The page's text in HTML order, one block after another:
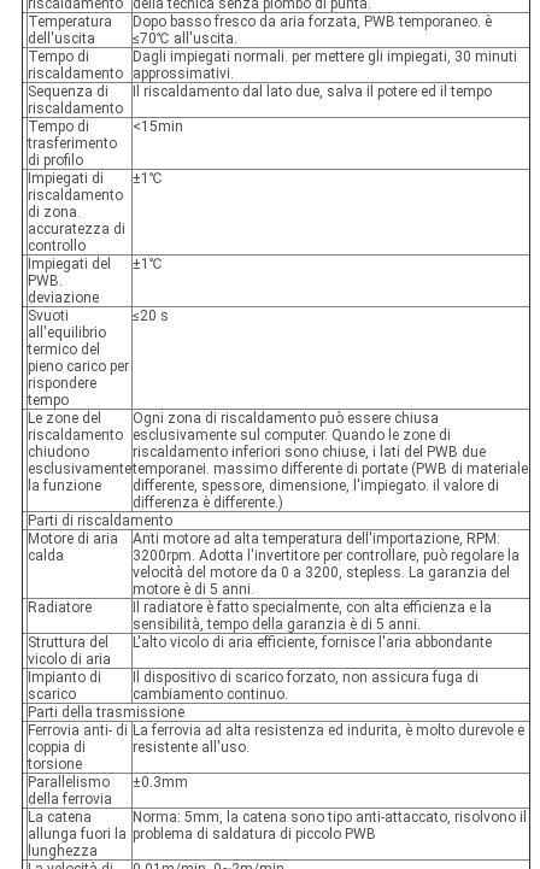
riscaldamento
della tecnica senza piombo di punta.
Temperatura
dell'uscita
Dopo basso fresco da aria forzata, PWB temporaneo. è
≤70℃ all'uscita.
Tempo di
riscaldamento
Dagli impiegati normali. per mettere gli impiegati, 30 minuti
approssimativi.
Sequenza di
riscaldamento
Il riscaldamento dal lato due, salva il potere ed il tempo
Tempo di
trasferimento
di profilo
<15min
Impiegati di
riscaldamento
di zona.
accuratezza di
controllo
±1℃
Impiegati del
PWB.
deviazione
±1℃
Svuoti
all'equilibrio
termico del
pieno carico per
rispondere
tempo
≤20 s
Le zone del
riscaldamento
chiudono
esclusivamente
la funzione
Ogni zona di riscaldamento può essere chiusa
esclusivamente sul computer. Quando le zone di
riscaldamento inferiori sono chiuse, i lati del PWB due
temporanei. massimo differente di portate (PWB di materiale
differente, spessore, dimensione, l'impiegato. il valore di
differenza è differente.)
Parti di riscaldamento
Motore di aria
calda
Anti motore ad alta temperatura dell'importazione, RPM:
3200rpm. Adotta l'invertitore per controllare, può regolare la
velocità del motore da 0 a 3200, stepless. La garanzia del
motore è di 5 anni.
Radiatore
Il radiatore è fatto specialmente, con alta efficienza e la
sensibilità, tempo della garanzia è di 5 anni.
Struttura del
vicolo di aria
L'alto vicolo di aria efficiente, fornisce l'aria abbondante
Impianto di
scarico
Il dispositivo di scarico forzato, non assicura fuga di
cambiamento continuo.
Parti della trasmissione
Ferrovia anti- di
coppia di
torsione
La ferrovia ad alta resistenza ed indurita, è molto durevole e
resistente all'uso.
Parallelismo
della ferrovia
±0.3mm
La catena
allunga fuori la
lunghezza
Norma: 5mm, la catena sono tipo anti-attaccato, risolvono il
problema di saldatura di piccolo PWB